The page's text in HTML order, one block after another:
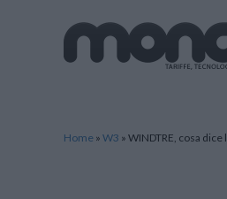
Home » W3 » WINDTRE, cosa